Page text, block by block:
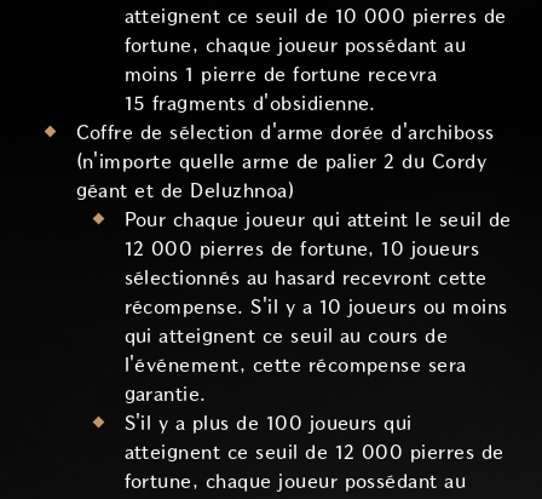
atteignent ce seuil de 10 000 pierres de
fortune, chaque joueur possédant au
moins 1 pierre de fortune recevra
15 fragments d'obsidienne.
Coffre de sélection d'arme dorée d'archiboss
(n'importe quelle arme de palier 2 du Cordy
géant et de Deluzhnoa)
Pour chaque joueur qui atteint le seuil de
12 000 pierres de fortune, 10 joueurs
sélectionnés au hasard recevront cette
récompense. S'il y a 10 joueurs ou moins
qui atteignent ce seuil au cours de
l'événement, cette récompense sera
garantie.
S'il y a plus de 100 joueurs qui
atteignent ce seuil de 12 000 pierres de
fortune, chaque joueur possédant au